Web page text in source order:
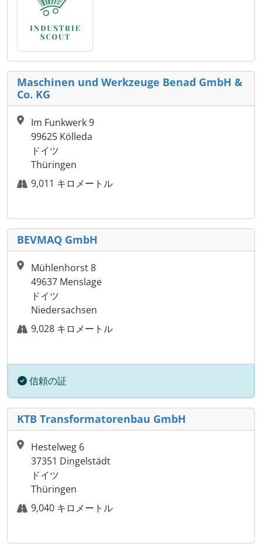
Maschinen und Werkzeuge Benad GmbH &
Co. KG
Im Funkwerk 9
99625 Kölleda
ドイツ
Thüringen
9,011 キロメートル
BEVMAQ GmbH
Mühlenhorst 8
49637 Menslage
ドイツ
Niedersachsen
9,028 キロメートル
信頼の証
KTB Transformatorenbau GmbH
Hestelweg 6
37351 Dingelstädt
ドイツ
Thüringen
9,040 キロメートル